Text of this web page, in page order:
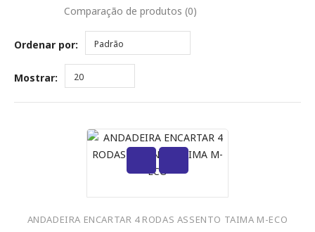
Comparação de produtos (0)
Ordenar por: Padrão
Mostrar: 20
ANDADEIRA ENCARTAR 4 RODAS ASSENTO TAIMA M-ECO